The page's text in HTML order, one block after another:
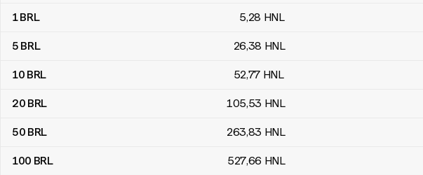
brazil real – hondurasi lempira átváltási táblázat
1BRL 5,28 HNL
5 BRL 26,38 HNL
10 BRL 52,77 HNL
20 BRL 105,53 HNL
50 BRL 263,83 HNL
100 BRL 527,66 HNL